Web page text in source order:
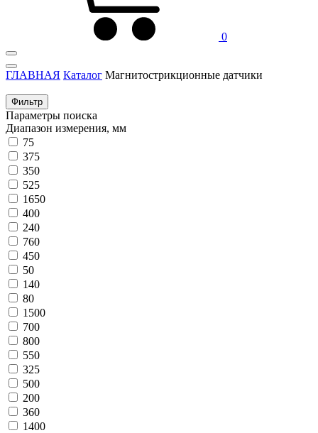
0
ГЛАВНАЯ Каталог Магнитострикционные датчики
Фильтр
Параметры поиска
Диапазон измерения, мм
75
375
350
525
1650
400
240
760
450
50
140
80
1500
700
800
550
325
500
200
360
1400